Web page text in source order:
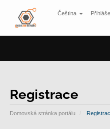
Čeština
Registrace
Domovská stránka portálu